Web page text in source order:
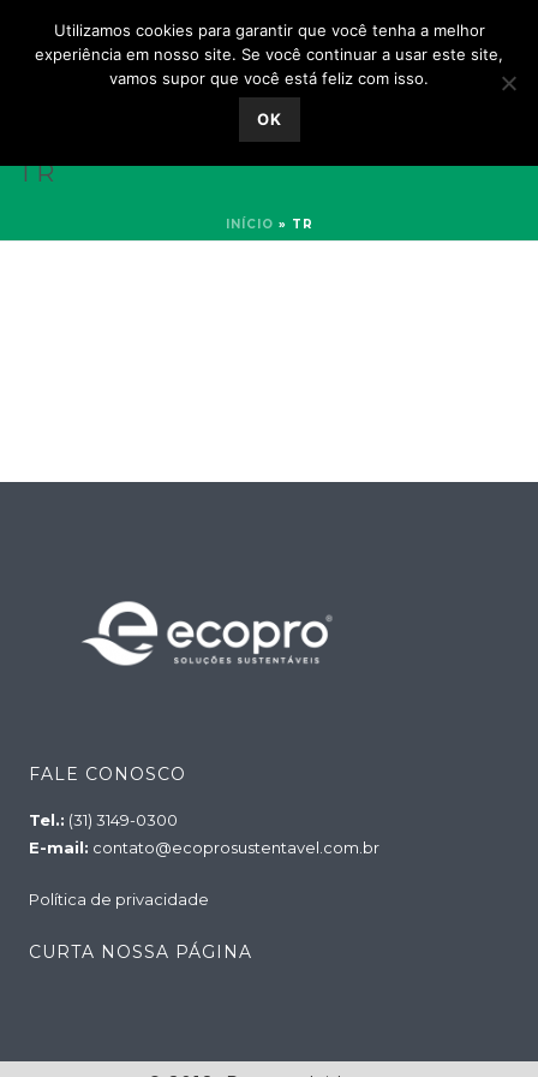
TR
INÍCIO » TR
FALE CONOSCO
Tel.: (31) 3149-0300
E-mail: contato@ecoprosustentavel.com.br
Política de privacidade
CURTA NOSSA PÁGINA
Utilizamos cookies para garantir que você tenha a melhor
experiência em nosso site. Se você continuar a usar este site,
vamos supor que você está feliz com isso.
OK